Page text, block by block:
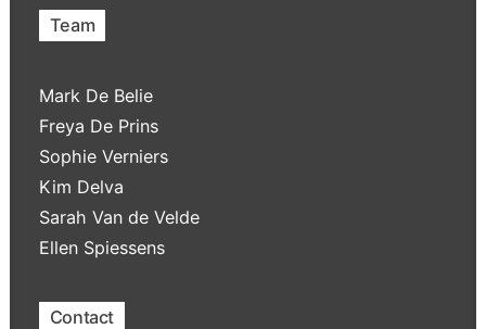
Team
Mark De Belie
Freya De Prins
Sophie Verniers
Kim Delva
Sarah Van de Velde
Ellen Spiessens
Contact